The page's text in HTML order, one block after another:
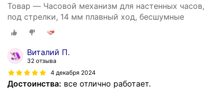
Товар — Часовой механизм для настенных часов,
под стрелки, 14 мм плавный ход, бесшумные
Виталий П.
32 отзыва
4 декабря 2024
Достоинства: все отлично работает.